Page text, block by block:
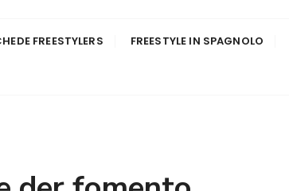
Italiano
FREESTYLERS FREESTYLE IN SPAGNOLO